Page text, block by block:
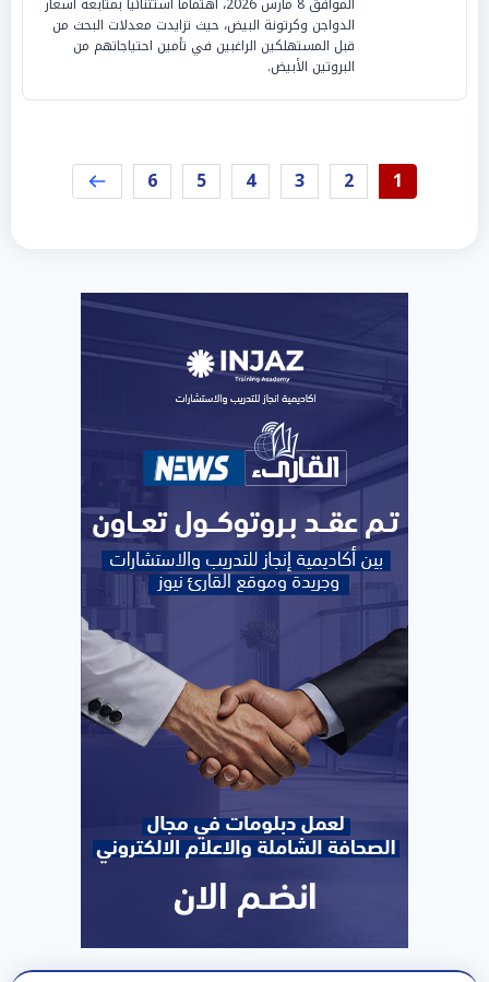
الدواجن وكرتونة البيض، حيث تزايدت معدلات البحث من
قبل المستهلكين الراغبين في تأمين احتياجاتهم من
البروتين الأبيض.
1
2
3
4
5
6